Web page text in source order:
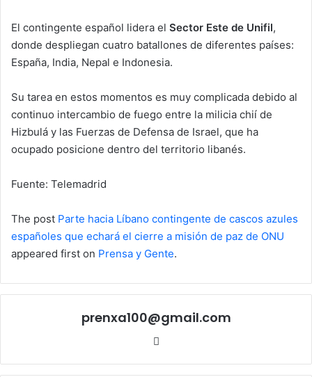
El contingente español lidera el Sector Este de Unifil,
donde despliegan cuatro batallones de diferentes países:
España, India, Nepal e Indonesia.
Su tarea en estos momentos es muy complicada debido al
continuo intercambio de fuego entre la milicia chií de
Hizbulá y las Fuerzas de Defensa de Israel, que ha
ocupado posicione dentro del territorio libanés.
Fuente: Telemadrid
The post Parte hacia Líbano contingente de cascos azules
españoles que echará el cierre a misión de paz de ONU
appeared first on Prensa y Gente.
prenxa100@gmail.com